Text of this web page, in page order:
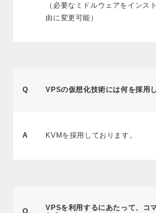
（必要なミドルウェアをインス
由に変更可能）
Q VPSの仮想化技術には何を採用
A KVMを採用しております。
Q
VPSを利用するにあたって、コ